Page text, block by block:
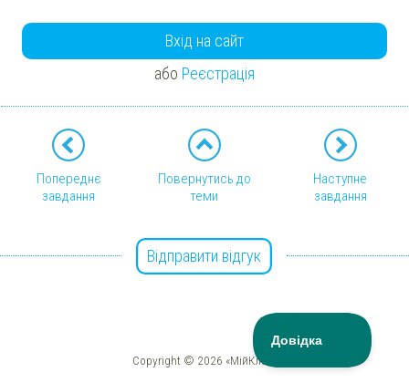
Вхід на сайт
або Реєстрація
Попереднє
завдання
Повернутись до
теми
Наступне
завдання
Відправити відгук
Copyright © 2026 «МійКлас»